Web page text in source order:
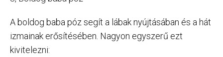
A boldog baba póz segít a lábak nyújtásában és a hát
izmainak erősítésében. Nagyon egyszerű ezt
kivitelezni: